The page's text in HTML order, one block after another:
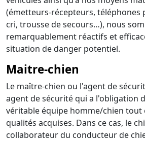
(émetteurs-récepteurs, téléphones
cri, trousse de secours…), nous
remarquablement réactifs et
situation de danger potentiel.
Maitre-chien
Le maître-chien ou l'agent de
agent de sécurité qui a l'obligation
véritable équipe homme/chien tout
qualités acquises. Dans ce cas, le
collaborateur du conducteur de